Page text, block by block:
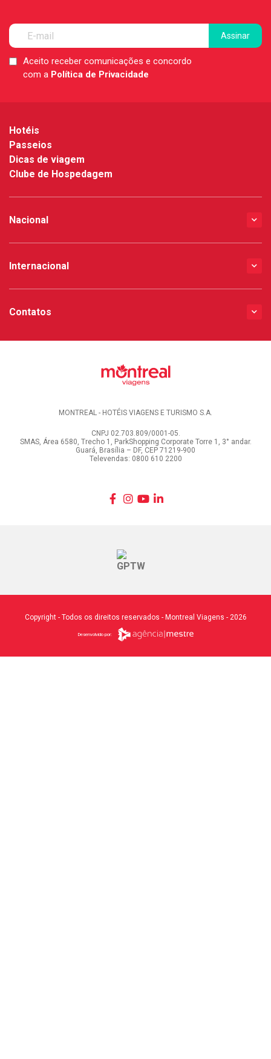
LGPDAceito receber comunicações e concordo
com a Política de Privacidade
Hotéis
Passeios
Dicas de viagem
Clube de Hospedagem
Nacional
Internacional
Contatos
MONTREAL - HOTÉIS VIAGENS E TURISMO S.A.
CNPJ 02.703.809/0001-05.
SMAS, Área 6580, Trecho 1, ParkShopping Corporate Torre 1, 3° andar.
Guará, Brasília – DF, CEP 71219-900
Televendas: 0800 610 2200
Copyright - Todos os direitos reservados - Montreal Viagens - 2026
Desenvolvido por: